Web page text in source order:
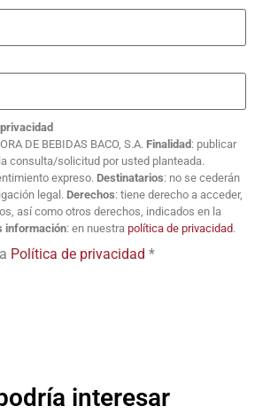
DE BEBIDAS BACO, S.A. Finalidad : publicar
consulta/solicitud por usted planteada.
expreso. Destinatarios: no se cederán
legal. Derechos: tiene derecho a acceder,
así como otros derechos, indicados en la
información: en nuestra política de privacidad.
Política de privacidad *
interesar